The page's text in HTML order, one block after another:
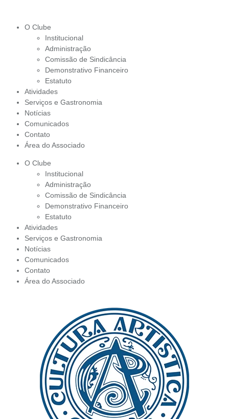
O Clube
Institucional
Administração
Comissão de Sindicância
Demonstrativo Financeiro
Estatuto
Atividades
Serviços e Gastronomia
Notícias
Comunicados
Contato
Área do Associado
O Clube
Institucional
Administração
Comissão de Sindicância
Demonstrativo Financeiro
Estatuto
Atividades
Serviços e Gastronomia
Notícias
Comunicados
Contato
Área do Associado